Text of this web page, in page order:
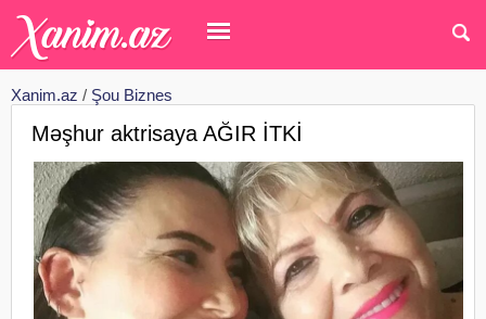
Xanim.az / Şou Biznes
Məşhur aktrisaya AĞIR İTKİ